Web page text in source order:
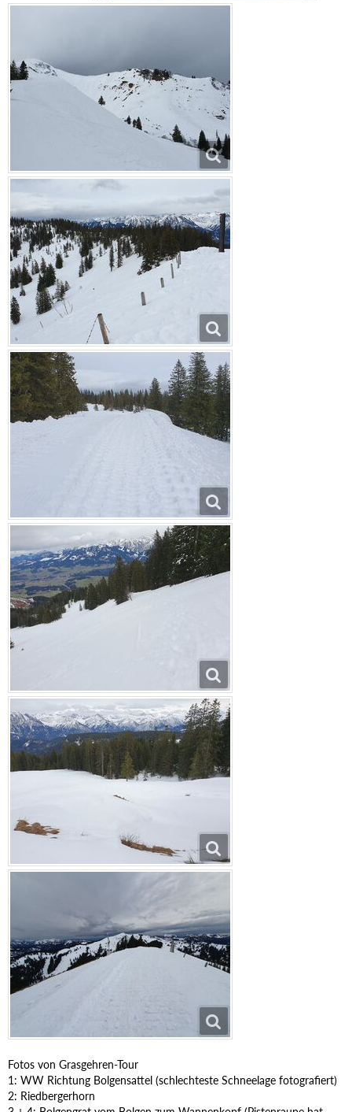
Fotos von Grasgehren-Tour
1: WW Richtung Bolgensattel (schlechteste Schneelage fotografiert)
2: Riedbergerhorn